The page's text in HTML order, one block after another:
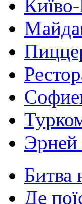
Эрней
Битва
Де